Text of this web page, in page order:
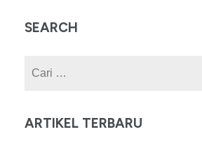
SEARCH
ARTIKEL TERBARU